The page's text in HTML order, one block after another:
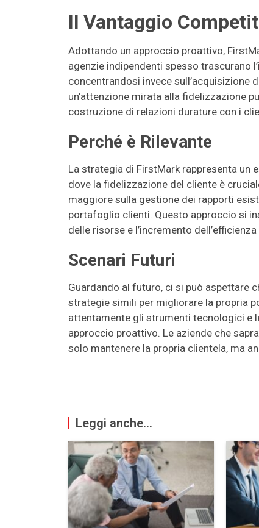
Il Vantaggio
Adottando un approccio proattivo,
agenzie indipendenti spesso trascurano
concentrandosi invece sull’acquisizione
un’attenzione mirata alla fidelizzazione
costruzione di relazioni durature con i
Perché è Rilevante
La strategia di FirstMark rappresenta un
dove la fidelizzazione del cliente è
maggiore sulla gestione dei rapporti
portafoglio clienti. Questo approccio si
delle risorse e l’incremento
Scenari Futuri
Guardando al futuro, ci si può aspettare
strategie simili per migliorare la propria
attentamente gli strumenti tecnologici e
approccio proattivo. Le aziende che
solo mantenere la propria clientela, ma
Leggi anche...